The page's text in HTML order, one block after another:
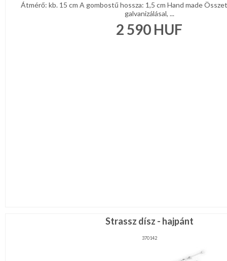
Átmérő: kb. 15 cm A gombostű hossza: 1,5 cm Hand made
galvanizálásal, ...
2 590 HUF
Strassz dísz - hajpánt
370142